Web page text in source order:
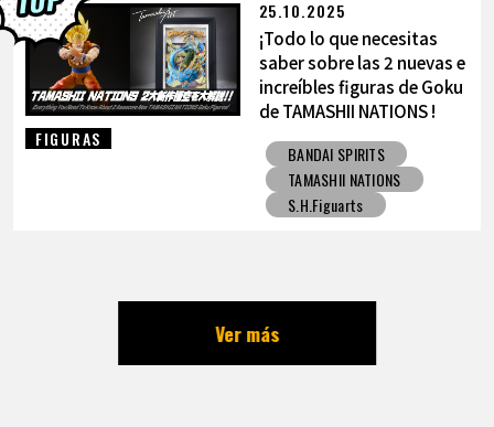
FIGURAS
25.10.2025
¡Todo lo que necesitas
saber sobre las 2 nuevas e
increíbles figuras de Goku
de TAMASHII NATIONS !
BANDAI SPIRITS
TAMASHII NATIONS
S.H.Figuarts
Ver más